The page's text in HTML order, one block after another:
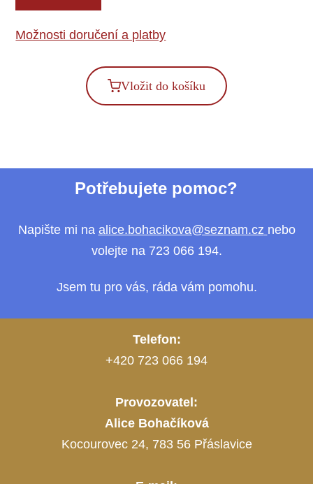
Možnosti doručení a platby
Vložit do košíku
Potřebujete pomoc?
Napište mi na alice.bohacikova@seznam.cz nebo
volejte na 723 066 194.
Jsem tu pro vás, ráda vám pomohu.
Telefon:
+420 723 066 194
Provozovatel:
Alice Bohačíková
Kocourovec 24, 783 56 Přáslavice